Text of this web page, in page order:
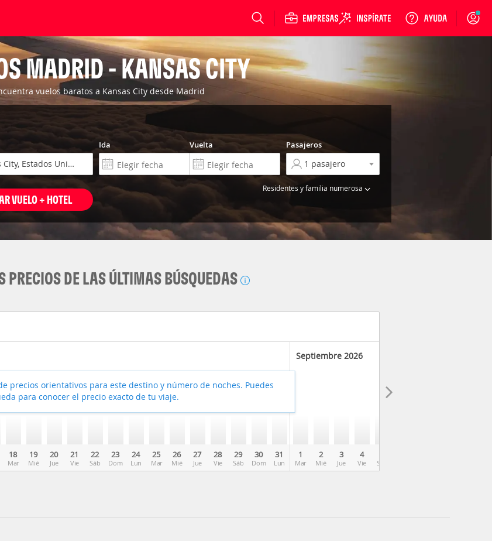
Login
MADRID - KANSAS CITY
vuelos baratos a Kansas City desde Madrid
Ida Vuelta Pasajeros
Residentes y familia numerosa
VUELO + HOTEL
PRECIOS DE LAS ÚLTIMAS BÚSQUEDAS
18
Mar
19
Mié
20
Jue
21
Vie
22
Sáb
23
Dom
24
Lun
25
Mar
26
Mié
27
Jue
28
Vie
29
Sáb
30
Dom
31
Lun
Septiembre 2026
1
Mar
2
Mié
3
Jue
4
Vie Sáb
precios orientativos para este destino y número de noches. Puedes
para conocer el precio exacto de tu viaje.